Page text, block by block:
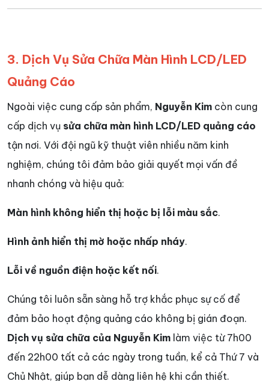
3. Dịch Vụ Sửa Chữa Màn Hình LCD/LED
Quảng Cáo
Ngoài việc cung cấp sản phẩm, Nguyễn Kim còn cung
cấp dịch vụ sửa chữa màn hình LCD/LED quảng cáo
tận nơi. Với đội ngũ kỹ thuật viên nhiều năm kinh
nghiệm, chúng tôi đảm bảo giải quyết mọi vấn đề
nhanh chóng và hiệu quả:
Màn hình không hiển thị hoặc bị lỗi màu sắc.
Hình ảnh hiển thị mờ hoặc nhấp nháy.
Lỗi về nguồn điện hoặc kết nối.
Chúng tôi luôn sẵn sàng hỗ trợ khắc phục sự cố để
đảm bảo hoạt động quảng cáo không bị gián đoạn.
Dịch vụ sửa chữa của Nguyễn Kim làm việc từ 7h00
đến 22h00 tất cả các ngày trong tuần, kể cả Thứ 7 và
Chủ Nhật, giúp bạn dễ dàng liên hệ khi cần thiết.